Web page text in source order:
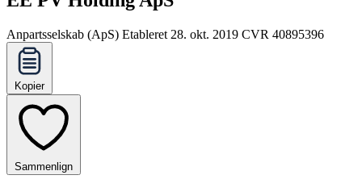
Anpartsselskab (ApS) Etableret 28. okt. 2019 CVR 40895396
Kopier
Sammenlign